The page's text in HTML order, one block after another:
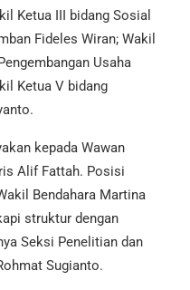
Ketua III bidang Sosial
Fideles Wiran; Wakil
Usaha
Ketua V bidang
kepada Wawan
Alif Fattah. Posisi
Bendahara Martina
struktur dengan
Seksi Penelitian dan
Sugianto.